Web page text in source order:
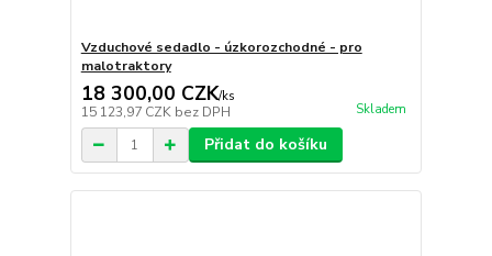
Vzduchové sedadlo - úzkorozchodné - pro
malotraktory
18 300,00 CZK/ks
15 123,97 CZK bez DPH Skladem
Přidat do košíku